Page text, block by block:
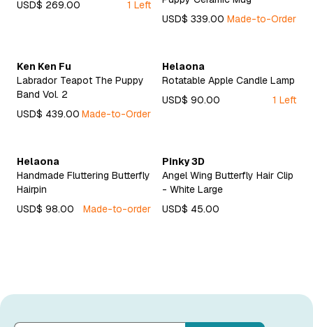
USD$ 269.00
1 Left
USD$ 339.00 Made-to-Order
Ken Ken Fu
Labrador Teapot The Puppy
Band Vol. 2
USD$ 439.00 Made-to-Order
Helaona
Rotatable Apple Candle Lamp
USD$ 90.00
1 Left
Helaona
Handmade Fluttering Butterfly
Hairpin
USD$ 98.00
Made-to-order
Pinky 3D
Angel Wing Butterfly Hair Clip
- White Large
USD$ 45.00